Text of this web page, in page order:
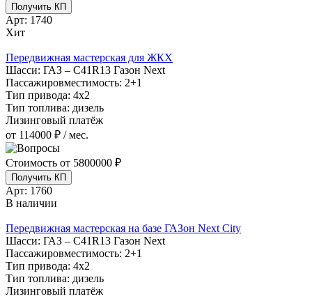
Получить КП
Арт: 1740
Хит
Передвижная мастерская для ЖКХ
Шасси: ГАЗ – С41R13 Газон Next
Пассажировместимость: 2+1
Тип привода: 4х2
Тип топлива: дизель
Лизинговый платёж
от 114000 ₽ / мес.
Стоимость от 5800000 ₽
Получить КП
Арт: 1760
В наличии
Передвижная мастерская на базе ГАЗон Next City
Шасси: ГАЗ – С41R13 Газон Next
Пассажировместимость: 2+1
Тип привода: 4х2
Тип топлива: дизель
Лизинговый платёж